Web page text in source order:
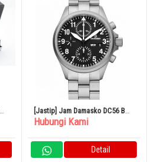
[Jastip] Jam Damasko DC56 B
Classic Pilot Chronograph 100%
Hubungi Kami
Detail